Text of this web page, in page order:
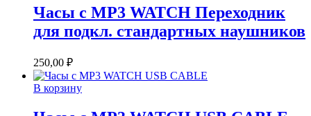
Часы с MP3 WATCH Переходник
для подкл. стандартных наушников
250,00 ₽
В корзину